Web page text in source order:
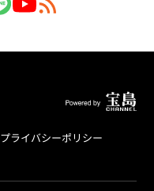
プライバシーポリシー